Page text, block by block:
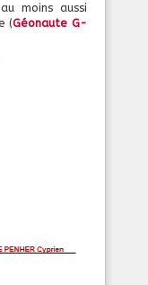
moins aussi
(Géonaute G-